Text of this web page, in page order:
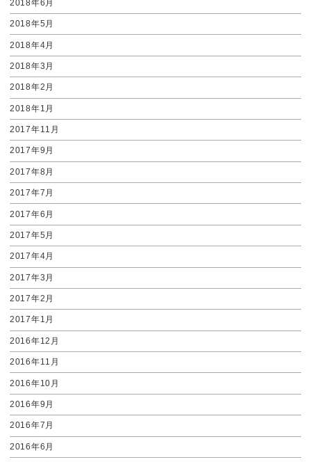
2018年6月
2018年5月
2018年4月
2018年3月
2018年2月
2018年1月
2017年11月
2017年9月
2017年8月
2017年7月
2017年6月
2017年5月
2017年4月
2017年3月
2017年2月
2017年1月
2016年12月
2016年11月
2016年10月
2016年9月
2016年7月
2016年6月